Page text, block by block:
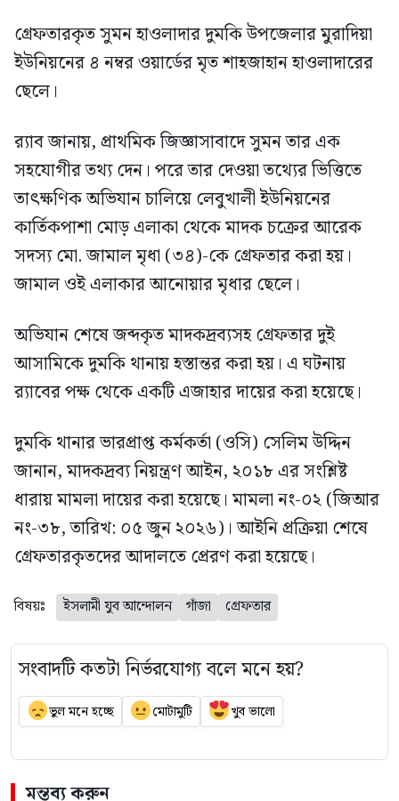
গ্রেফতারকৃত সুমন হাওলাদার দুমকি উপজেলার মুরাদিয়া
ইউনিয়নের ৪ নম্বর ওয়ার্ডের মৃত শাহজাহান হাওলাদারের
ছেলে।
র‍্যাব জানায়, প্রাথমিক জিজ্ঞাসাবাদে সুমন তার এক
সহযোগীর তথ্য দেন। পরে তার দেওয়া তথ্যের ভিত্তিতে
তাৎক্ষণিক অভিযান চালিয়ে লেবুখালী ইউনিয়নের
কার্তিকপাশা মোড় এলাকা থেকে মাদক চক্রের আরেক
সদস্য মো. জামাল মৃধা (৩৪)-কে গ্রেফতার করা হয়।
জামাল ওই এলাকার আনোয়ার মৃধার ছেলে।
অভিযান শেষে জব্দকৃত মাদকদ্রব্যসহ গ্রেফতার দুই
আসামিকে দুমকি থানায় হস্তান্তর করা হয়। এ ঘটনায়
র‍্যাবের পক্ষ থেকে একটি এজাহার দায়ের করা হয়েছে।
দুমকি থানার ভারপ্রাপ্ত কর্মকর্তা (ওসি) সেলিম উদ্দিন
জানান, মাদকদ্রব্য নিয়ন্ত্রণ আইন, ২০১৮ এর সংশ্লিষ্ট
ধারায় মামলা দায়ের করা হয়েছে। মামলা নং-০২ (জিআর
নং-৩৮, তারিখ: ০৫ জুন ২০২৬)। আইনি প্রক্রিয়া শেষে
গ্রেফতারকৃতদের আদালতে প্রেরণ করা হয়েছে।
বিষয়ঃ ইসলামী যুব আন্দোলন গাঁজা গ্রেফতার
সংবাদটি কতটা নির্ভরযোগ্য বলে মনে হয়?
ভুল মনে হচ্ছে মোটামুটি খুব ভালো
মন্তব্য করুন